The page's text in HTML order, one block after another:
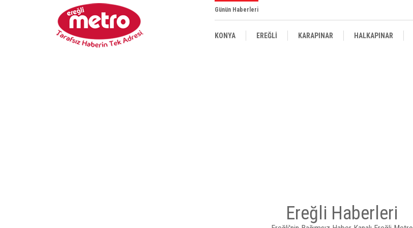
Günün Haberleri
KONYA EREĞLİ KARAPINAR HALKAPINAR
Ereğli Haberleri